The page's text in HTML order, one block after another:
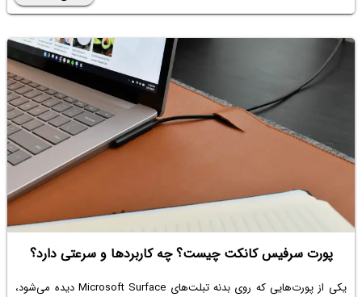
قیاس نیست! در ادامه به جزئیات بیشتر این خبر می‌پردازیم.
پورت سرفیس کانکت چیست؟ چه کاربردها و سرعتی دارد؟
یکی از پورت‌هایی که روی بدنه تبلت‌های Microsoft Surface دیده می‌شود،